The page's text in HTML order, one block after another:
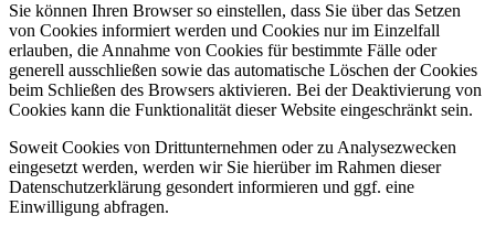
Sie können Ihren Browser so einstellen, dass Sie über das Setzen
von Cookies informiert werden und Cookies nur im Einzelfall
erlauben, die Annahme von Cookies für bestimmte Fälle oder
generell ausschließen sowie das automatische Löschen der Cookies
beim Schließen des Browsers aktivieren. Bei der Deaktivierung von
Cookies kann die Funktionalität dieser Website eingeschränkt sein.
Soweit Cookies von Drittunternehmen oder zu Analysezwecken
eingesetzt werden, werden wir Sie hierüber im Rahmen dieser
Datenschutzerklärung gesondert informieren und ggf. eine
Einwilligung abfragen.